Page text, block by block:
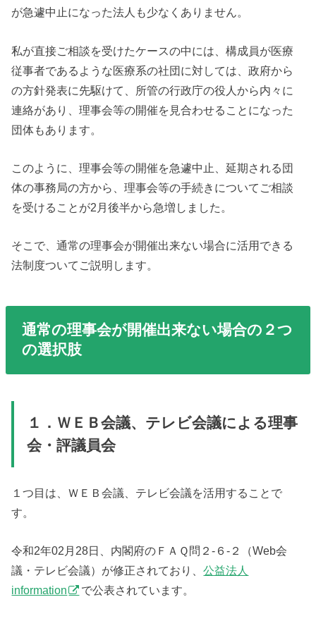
が急遽中止になった法人も少なくありません。
私が直接ご相談を受けたケースの中には、構成員が医療
従事者であるような医療系の社団に対しては、政府から
の方針発表に先駆けて、所管の行政庁の役人から内々に
連絡があり、理事会等の開催を見合わせることになった
団体もあります。
このように、理事会等の開催を急遽中止、延期される団
体の事務局の方から、理事会等の手続きについてご相談
を受けることが2月後半から急増しました。
そこで、通常の理事会が開催出来ない場合に活用できる
法制度ついてご説明します。
通常の理事会が開催出来ない場合の２つ
の選択肢
１．ＷＥＢ会議、テレビ会議による理事
会・評議員会
１つ目は、ＷＥＢ会議、テレビ会議を活用することで
す。
令和2年02月28日、内閣府のＦＡＱ問２-６-２（Web会
議・テレビ会議）が修正されており、公益法人
information
で公表されています。